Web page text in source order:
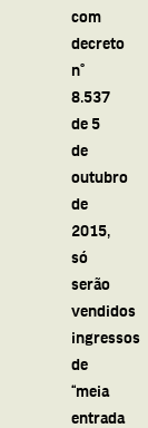
com
decreto
n°
8.537
de 5
de
outubro
de
2015,
só
serão
vendidos
ingressos
de
“meia
entrada